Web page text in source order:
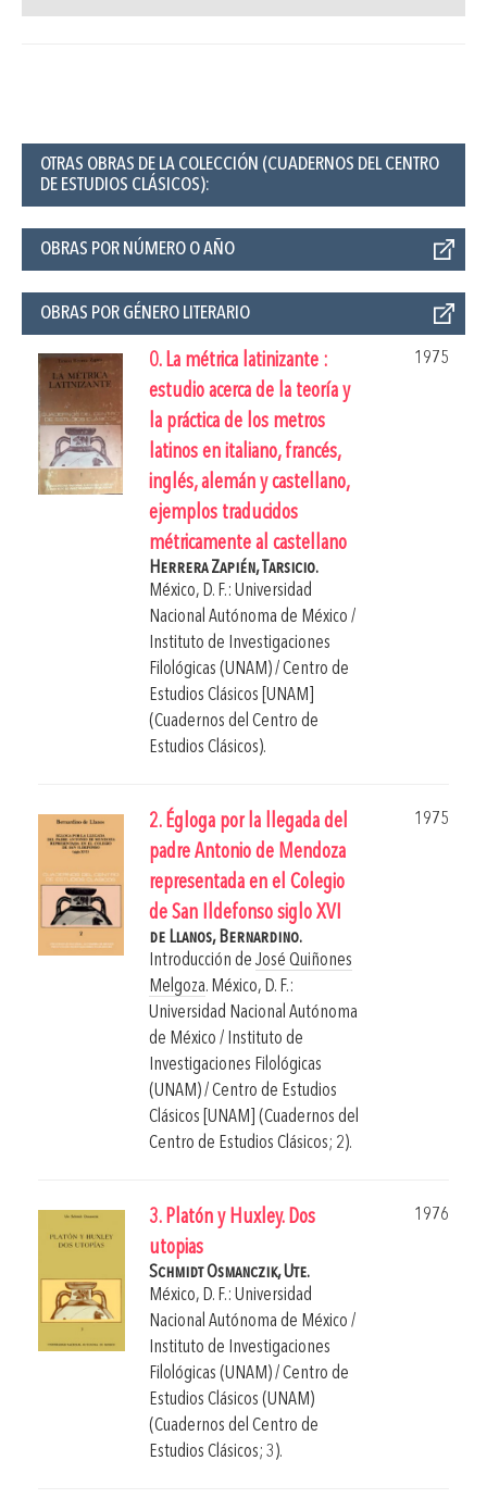
OTRAS OBRAS DE LA COLECCIÓN (CUADERNOS DEL CENTRO
DE ESTUDIOS CLÁSICOS):
OBRAS POR NÚMERO O AÑO
OBRAS POR GÉNERO LITERARIO
0. La métrica latinizante :
estudio acerca de la teoría y
la práctica de los metros
latinos en italiano, francés,
inglés, alemán y castellano,
ejemplos traducidos
métricamente al castellano
1975
Herrera Zapién, Tarsicio.
México, D. F.: Universidad
Nacional Autónoma de México /
Instituto de Investigaciones
Filológicas (UNAM) / Centro de
Estudios Clásicos [UNAM]
(Cuadernos del Centro de
Estudios Clásicos).
2. Égloga por la llegada del
padre Antonio de Mendoza
representada en el Colegio
de San Ildefonso siglo XVI
1975
de Llanos, Bernardino.
Introducción de José Quiñones
Melgoza. México, D. F.:
Universidad Nacional Autónoma
de México / Instituto de
Investigaciones Filológicas
(UNAM) / Centro de Estudios
Clásicos [UNAM] (Cuadernos del
Centro de Estudios Clásicos; 2).
3. Platón y Huxley. Dos
utopias
1976
Schmidt Osmanczik, Ute.
México, D. F.: Universidad
Nacional Autónoma de México /
Instituto de Investigaciones
Filológicas (UNAM) / Centro de
Estudios Clásicos (UNAM)
(Cuadernos del Centro de
Estudios Clásicos; 3).